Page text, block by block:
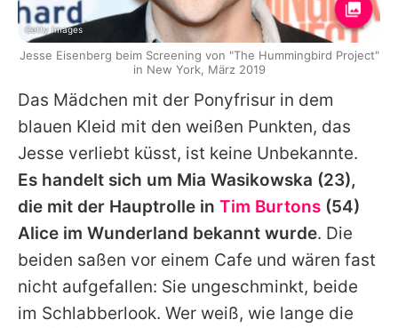
Das Mädchen mit der Ponyfrisur in dem
blauen Kleid mit den weißen Punkten, das
Jesse verliebt küsst, ist keine Unbekannte.
Es handelt sich um Mia Wasikowska (23),
die mit der Hauptrolle in Tim Burtons (54)
Alice im Wunderland bekannt wurde. Die
beiden saßen vor einem Cafe und wären fast
nicht aufgefallen: Sie ungeschminkt, beide
im Schlabberlook. Wer weiß, wie lange die
Getty Images
Jesse Eisenberg beim Screening von "The Hummingbird Project"
in New York, März 2019